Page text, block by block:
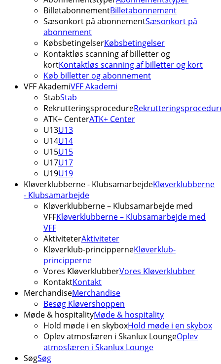
BilletabonnementBilletabonnement
Sæsonkort på abonnementSæsonkort på
abonnement
KøbsbetingelserKøbsbetingelser
Kontaktløs scanning af billetter og
kortKontaktløs scanning af billetter og kort
Køb billetter og abonnement
VFF AkademiVFF Akademi
StabStab
Rekrutteringsprocedure
ATK+ CenterATK+ Center
U13U13
U14U14
U15U15
U17U17
U19U19
Kløverklubberne - KlubsamarbejdeKløverklubberne
- Klubsamarbejde
Kløverklubberne – Klubsamarbejde med
VFFKløverklubberne – Klubsamarbejde med
VFF
AktiviteterAktiviteter
Kløverklub-principperneKløverklub-
principperne
Vores KløverklubberVores Kløverklubber
KontaktKontakt
MerchandiseMerchandise
Besøg Kløvershoppen
Møde & hospitalityMøde & hospitality
Hold møde i en skyboxHold møde i en skybox
Oplev atmosfæren i Skanlux LoungeOplev
atmosfæren i Skanlux Lounge
SøgSøg